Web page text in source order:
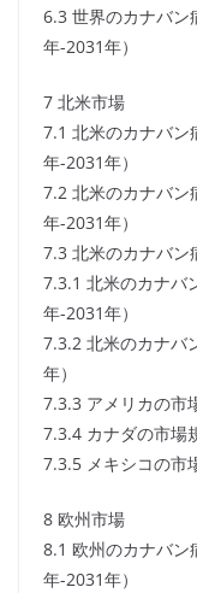
6.3 世界のカナバン
年-2031年）
7 北米市場
7.1 北米のカナバン
年-2031年）
7.2 北米のカナバン
年-2031年）
7.3 北米のカナバン
7.3.1 北米のカナバ
年-2031年）
7.3.2 北米のカナバ
年）
7.3.3 アメリカの市
7.3.4 カナダの市場
7.3.5 メキシコの市
8 欧州市場
8.1 欧州のカナバン
年-2031年）